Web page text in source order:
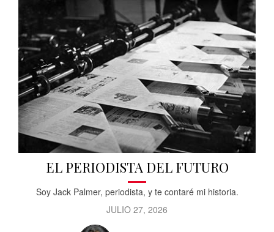
EL PERIODISTA DEL FUTURO
Soy Jack Palmer, periodista, y te contaré mi historia.
JULIO 27, 2026